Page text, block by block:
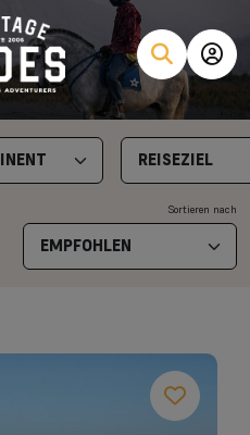
Sortieren nach